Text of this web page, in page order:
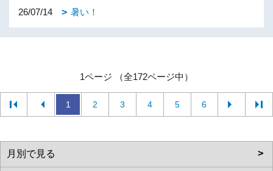
26/07/14 暑い！
1ページ （全172ページ中）
1 2 3 4 5 6